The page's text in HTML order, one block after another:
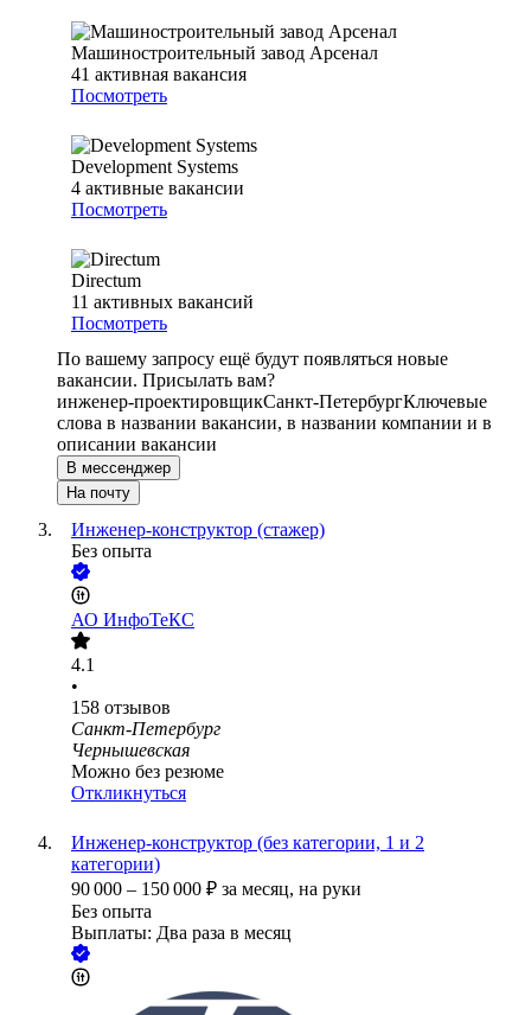
Машиностроительный завод Арсенал
41 активная вакансия
Посмотреть
Development Systems
4 активные вакансии
Посмотреть
Directum
11 активных вакансий
Посмотреть
По вашему запросу ещё будут появляться новые
вакансии. Присылать вам?
инженер-проектировщикСанкт-ПетербургКлючевые
слова в названии вакансии, в названии компании и в
описании вакансии
В мессенджер
На почту
Инженер-конструктор (стажер)
Без опыта
АО ИнфоТеКС
4.1
•
158 отзывов
Санкт-Петербург
Чернышевская
Можно без резюме
Откликнуться
Инженер-конструктор (без категории, 1 и 2
категории)
90 000 – 150 000 ₽ за месяц, на руки
Без опыта
Выплаты: Два раза в месяц